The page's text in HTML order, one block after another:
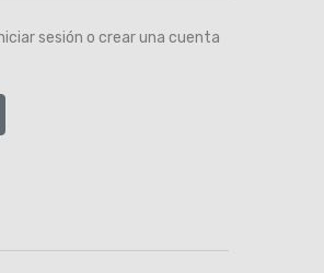
sesión o crear una cuenta